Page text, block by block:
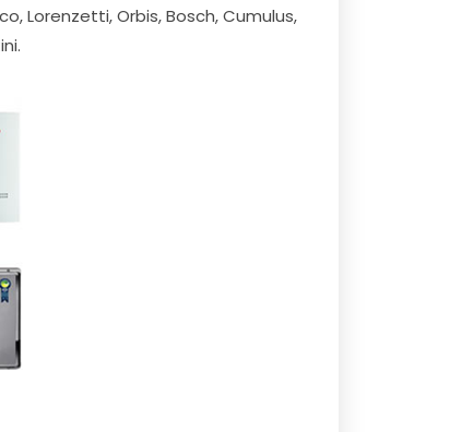
Lorenzetti, Orbis, Bosch, Cumulus,